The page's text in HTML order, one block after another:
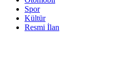
Spor
Kültür
Resmi İlan